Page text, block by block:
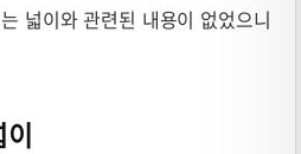
넓이와 관련된 내용이 없었으니